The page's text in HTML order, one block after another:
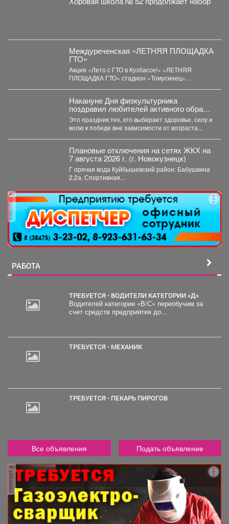
Междуреченская «ЛЕТНЯЯ ПЛОЩАДКА
ГТО»
Акция «Лето с ГТО в Кузбассе!» «ЛЕТНЯЯ
ПЛОЩАДКА ГТО» стадион «Томусинец»
Накануне Дня физкультурника
поздравил любителей активного образа
жизни!
Это праздник тех, кто выбирает здоровье, силу и
волю к победе вне зависимости от возраста...
Плановые отключения на сетях ЖКХ на
7 августа 2026 г. (г. Новокузнецк)
Г орячая вода Куйбышевский район: Бабушкина
2,2а, Спортивная...
реклама
РАБОТА
ТРЕБУЕТСЯ - ВОДИТЕЛИ КАТЕГОРИИ «Д»
Водителей категории «В/С» переобучим за
счет средств предприятия до...
ТРЕБУЕТСЯ - МЕХАНИК
ТРЕБУЕТСЯ - ПЕКАРЬ ПИРОГОВ
Все объявления Подать объявление
реклама